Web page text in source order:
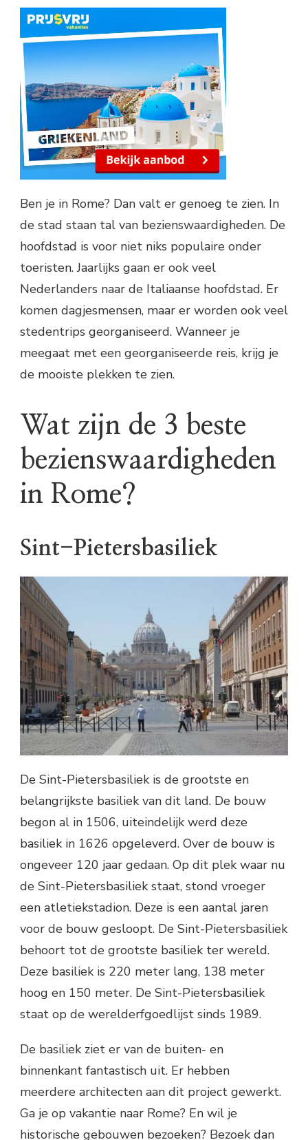
Ben je in Rome? Dan valt er genoeg te zien. In
de stad staan tal van bezienswaardigheden. De
hoofdstad is voor niet niks populaire onder
toeristen. Jaarlijks gaan er ook veel
Nederlanders naar de Italiaanse hoofdstad. Er
komen dagjesmensen, maar er worden ook veel
stedentrips georganiseerd. Wanneer je
meegaat met een georganiseerde reis, krijg je
de mooiste plekken te zien.
Wat zijn de 3 beste
bezienswaardigheden
in Rome?
Sint-Pietersbasiliek
De Sint-Pietersbasiliek is de grootste en
belangrijkste basiliek van dit land. De bouw
begon al in 1506, uiteindelijk werd deze
basiliek in 1626 opgeleverd. Over de bouw is
ongeveer 120 jaar gedaan. Op dit plek waar nu
de Sint-Pietersbasiliek staat, stond vroeger
een atletiekstadion. Deze is een aantal jaren
voor de bouw gesloopt. De Sint-Pietersbasiliek
behoort tot de grootste basiliek ter wereld.
Deze basiliek is 220 meter lang, 138 meter
hoog en 150 meter. De Sint-Pietersbasiliek
staat op de werelderfgoedlijst sinds 1989.
De basiliek ziet er van de buiten- en
binnenkant fantastisch uit. Er hebben
meerdere architecten aan dit project gewerkt.
Ga je op vakantie naar Rome? En wil je
historische gebouwen bezoeken? Bezoek dan